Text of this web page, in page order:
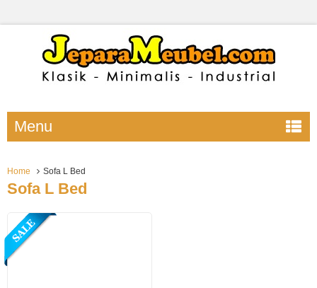
Menu
Home Sofa L Bed
Sofa L Bed